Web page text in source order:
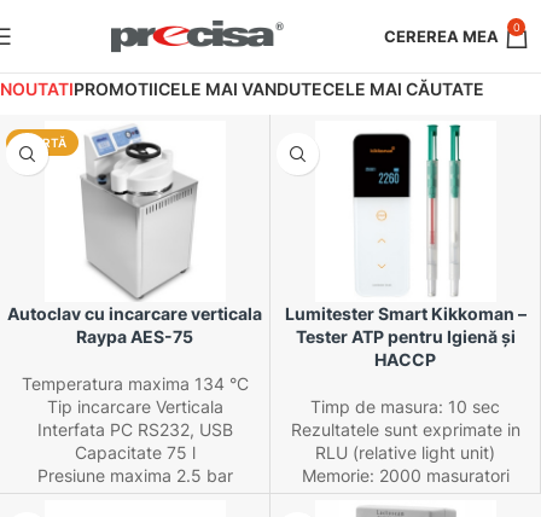
0
NOUTATIPROMOTIICELE MAI VANDUTECELE MAI CĂUTATE
OFERTĂ
Autoclav cu incarcare verticala
Raypa AES-75
Temperatura maxima 134 °C
Tip incarcare Verticala
Interfata PC RS232, USB
Capacitate 75 l
Presiune maxima 2.5 bar
Lumitester Smart Kikkoman –
Tester ATP pentru Igienă și
HACCP
Timp de masura: 10 sec
Rezultatele sunt exprimate in
RLU (relative light unit)
Memorie: 2000 masuratori